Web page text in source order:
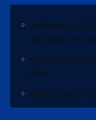
Khẩu trang vải 3
gửi hàng toàn
Giá bán sỉ, lẻ
đảm
CUỘC SỐNG